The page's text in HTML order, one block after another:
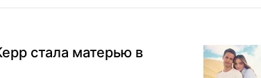
стала матерью в